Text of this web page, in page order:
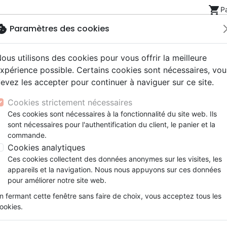
shopping_cart
NouveautésBibles
Segond 21
Segond
NEG
Livres
Famille, couple
Souffrance, Relation d'aide
Santé
eBooks
Couple
Méditations
Souffrance, Relation d'aide
Psychologie
Jeunesse
ans
Bibles jeunesse
Latino, Folk
Soul
Instrumental
Louange, Adoration
Hardrock, Métal
conférences
Documentaires, reportages
Accessoires de Bible
Papeterie
Stukenbrock, Schoppen – Stationen einer Geschichte,
Ich pfeif auf deine
Schwelm, Stukenbrock, Schoppen
nur Gott sie schreiben kann
Auteur :Wolfgang Bühne
RéférenceCLV256738 EAN9783866997387
Paramètres des cookies
utilisons des cookies pour vous offrir la meilleure
possible. Certains cookies sont nécessaires,
les accepter pour continuer à naviguer sur ce site.
Cookies strictement nécessaires
Ces cookies sont nécessaires à la fonctionnalité du site web. Ils
sont nécessaires pour l'authentification du client, le panier et la
commande.
Cookies analytiques
Ces cookies collectent des données anonymes sur les visites, les
appareils et la navigation. Nous nous appuyons sur ces données
pour améliorer notre site web.
fermant cette fenêtre sans faire de choix, vous acceptez tous les